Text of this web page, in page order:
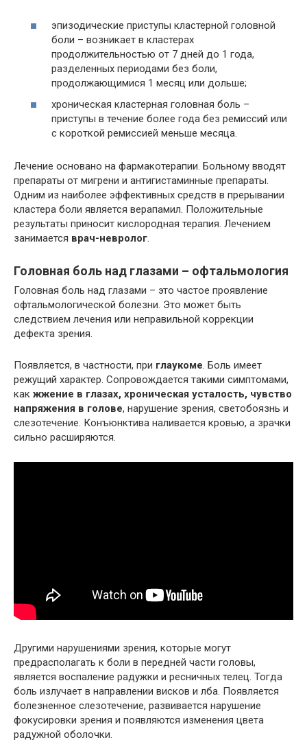
эпизодические приступы кластерной головной
боли – возникает в кластерах
продолжительностью от 7 дней до 1 года,
разделенных периодами без боли,
продолжающимися 1 месяц или дольше;
хроническая кластерная головная боль –
приступы в течение более года без ремиссий или
с короткой ремиссией меньше месяца.
Лечение основано на фармакотерапии. Больному вводят
препараты от мигрени и антигистаминные препараты.
Одним из наиболее эффективных средств в прерывании
кластера боли является верапамил. Положительные
результаты приносит кислородная терапия. Лечением
занимается врач-невролог.
Головная боль над глазами – офтальмология
Головная боль над глазами – это частое проявление
офтальмологической болезни. Это может быть
следствием лечения или неправильной коррекции
дефекта зрения.
Появляется, в частности, при глаукоме. Боль имеет
режущий характер. Сопровождается такими симптомами,
как жжение в глазах, хроническая усталость, чувство
напряжения в голове, нарушение зрения, светобоязнь и
слезотечение. Конъюнктива наливается кровью, а зрачки
сильно расширяются.
Другими нарушениями зрения, которые могут
предрасполагать к боли в передней части головы,
является воспаление радужки и ресничных телец. Тогда
боль излучает в направлении висков и лба. Появляется
болезненное слезотечение, развивается нарушение
фокусировки зрения и появляются изменения цвета
радужной оболочки.